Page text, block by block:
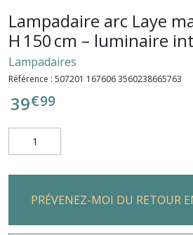
Lampadaire arc Laye
H 150 cm – luminaire
Lampadaires
Référence : 507201 167606 3560238665763
39€99
PRÉVENEZ-MOI DU RETOUR